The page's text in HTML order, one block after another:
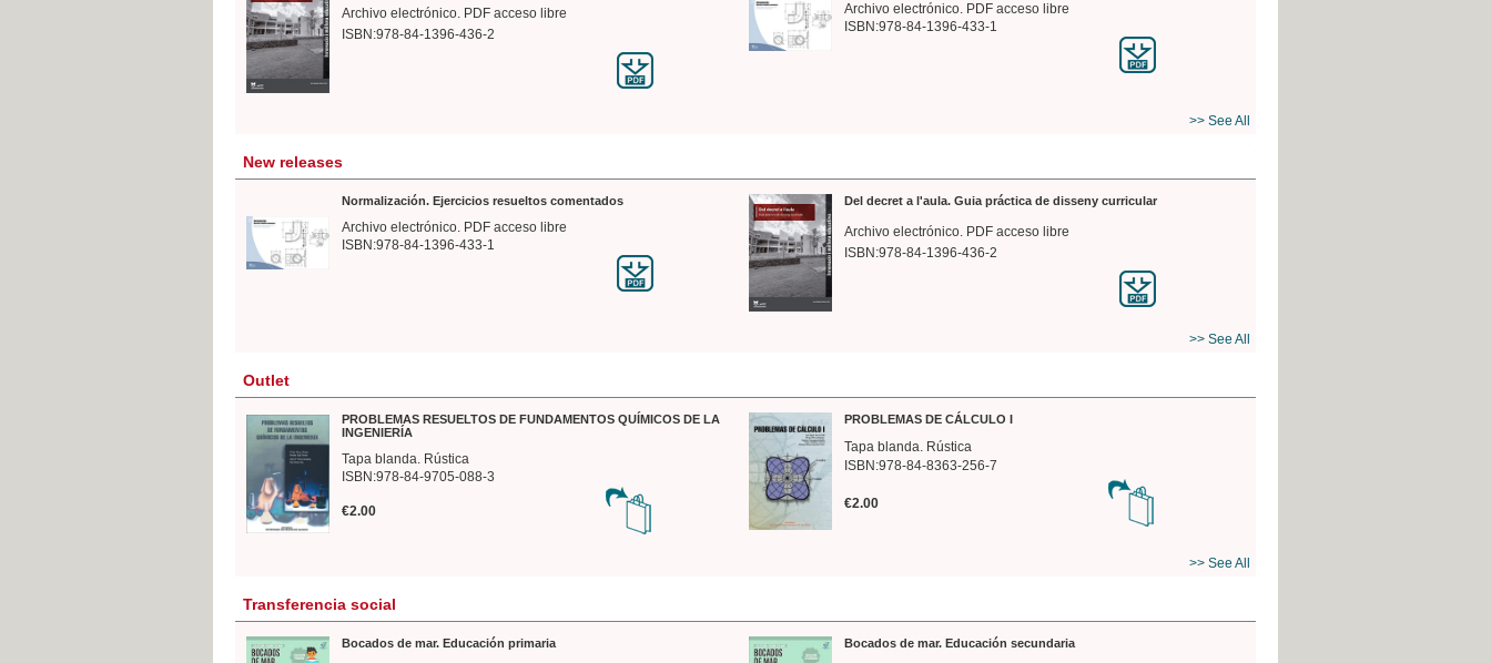
Archivo electrónico. PDF acceso libre
ISBN:978-84-1396-436-2
Archivo electrónico. PDF acceso libre
ISBN:978-84-1396-433-1
>> See All
New releases
Normalización. Ejercicios resueltos comentados
Archivo electrónico. PDF acceso libre
ISBN:978-84-1396-433-1
Del decret a l'aula. Guia práctica de disseny curricular
Archivo electrónico. PDF acceso libre
ISBN:978-84-1396-436-2
>> See All
Outlet
PROBLEMAS RESUELTOS DE FUNDAMENTOS QUÍMICOS DE LA
INGENIERÍA
Tapa blanda. Rústica
ISBN:978-84-9705-088-3
€2.00
PROBLEMAS DE CÁLCULO I
Tapa blanda. Rústica
ISBN:978-84-8363-256-7
€2.00
>> See All
Transferencia social
Bocados de mar. Educación primaria Bocados de mar. Educación secundaria